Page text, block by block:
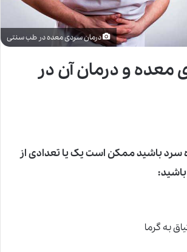
درمان سردی معده در طب سنتی
معده و درمان آن در
سرد باشید ممکن است یک یا تعدادی از
باشید:
به گرما